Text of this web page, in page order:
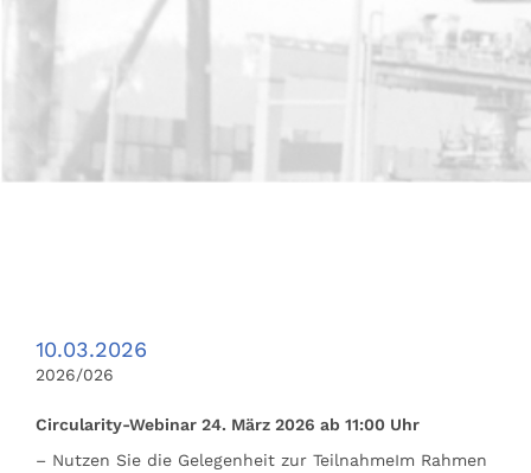
10.03.2026
2026/026
Circularity-Webinar 24. März 2026 ab 11:00 Uhr
– Nutzen Sie die Gelegenheit zur TeilnahmeIm Rahmen